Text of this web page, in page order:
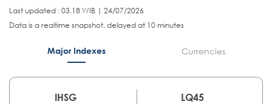
Last updated : 03.18 WIB | 24/07/2026
Data is a realtime snapshot, delayed at 10 minutes
Major Indexes Currencies
IHSG
LQ45